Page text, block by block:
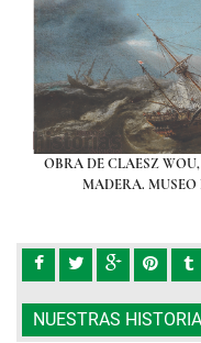
OBRA DE CLAESZ WOU,
MADERA.
NUESTRAS